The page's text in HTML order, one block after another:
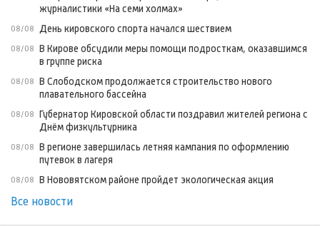
журналистики «На семи холмах»
08/08 День кировского спорта начался шествием
08/08 В Кирове обсудили меры помощи подросткам, оказавшимся
в группе риска
08/08 В Слободском продолжается строительство нового
плавательного бассейна
08/08 Губернатор Кировской области поздравил жителей региона с
Днём физкультурника
08/08 В регионе завершилась летняя кампания по оформлению
путевок в лагеря
08/08 В Нововятском районе пройдет экологическая акция
Все новости